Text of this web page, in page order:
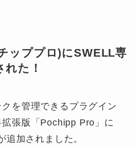
ッププロ)にSWELL専
た！
を管理できるプラグイン
拡張版「Pochipp Pro」に
追加されました。